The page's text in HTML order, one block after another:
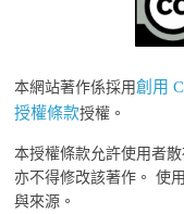
本網站著作係採用創用
授權條款授權。
本授權條款允許使用者
亦不得修改該著作。 使
與來源。